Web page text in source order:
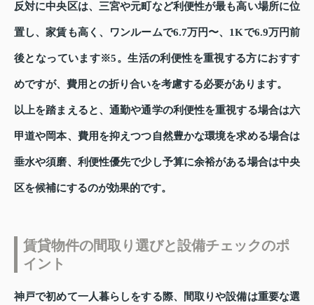
反対に中央区は、三宮や元町など利便性が最も高い場所に位
置し、家賃も高く、ワンルームで6.7万円〜、1Kで6.9万円前
後となっています※5。生活の利便性を重視する方におすす
めですが、費用との折り合いを考慮する必要があります。
以上を踏まえると、通勤や通学の利便性を重視する場合は六
甲道や岡本、費用を抑えつつ自然豊かな環境を求める場合は
垂水や須磨、利便性優先で少し予算に余裕がある場合は中央
区を候補にするのが効果的です。
賃貸物件の間取り選びと設備チェックのポ
イント
神戸で初めて一人暮らしをする際、間取りや設備は重要な選